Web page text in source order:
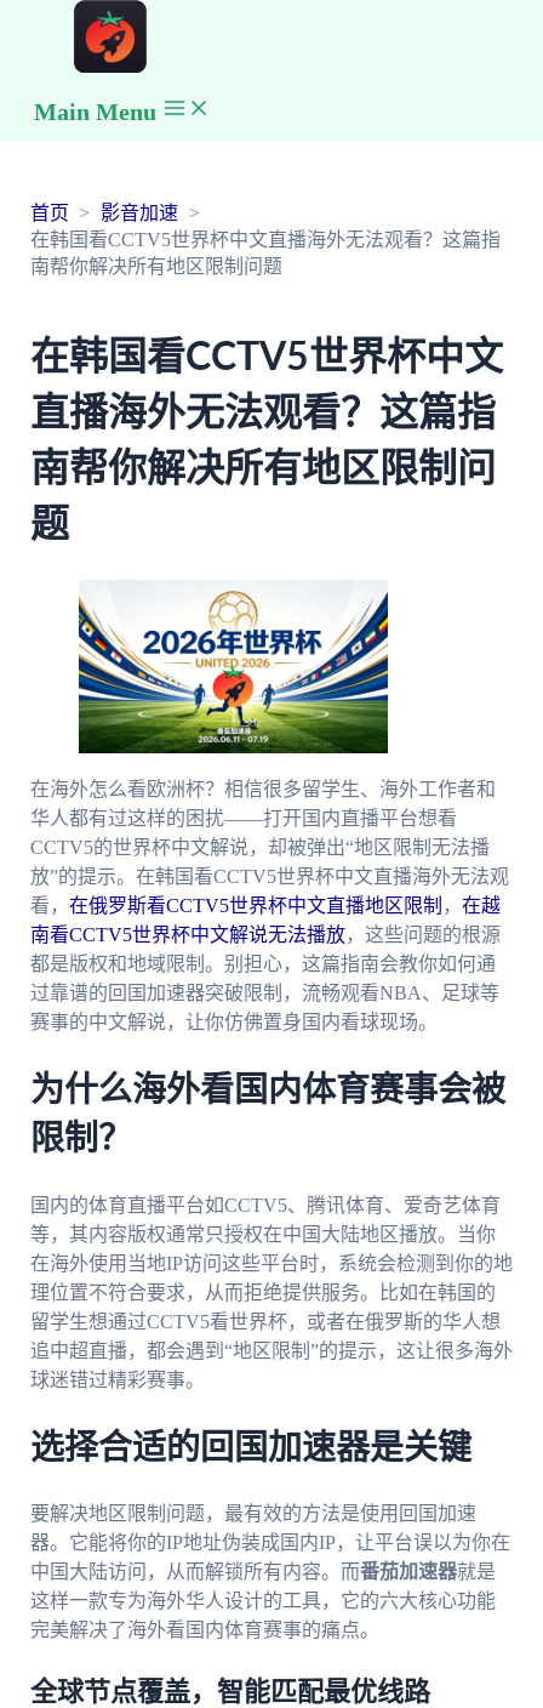
Main Menu
首页
影音加速
在韩国看CCTV5世界杯中文直播海外无法观看？这篇指
南帮你解决所有地区限制问题
在韩国看CCTV5世界杯中文
直播海外无法观看？这篇指
南帮你解决所有地区限制问
题
在海外怎么看欧洲杯？相信很多留学生、海外工作者和
华人都有过这样的困扰——打开国内直播平台想看
CCTV5的世界杯中文解说，却被弹出“地区限制无法播
放”的提示。在韩国看CCTV5世界杯中文直播海外无法观
看， 在俄罗斯看CCTV5世界杯中文直播地区限制 ， 在越
南看CCTV5世界杯中文解说无法播放，这些问题的根源
都是版权和地域限制。别担心，这篇指南会教你如何通
过靠谱的回国加速器突破限制，流畅观看NBA、足球等
赛事的中文解说，让你仿佛置身国内看球现场。
为什么海外看国内体育赛事会被
限制？
国内的体育直播平台如CCTV5、腾讯体育、爱奇艺体育
等，其内容版权通常只授权在中国大陆地区播放。当你
在海外使用当地IP访问这些平台时，系统会检测到你的地
理位置不符合要求，从而拒绝提供服务。比如在韩国的
留学生想通过CCTV5看世界杯，或者在俄罗斯的华人想
追中超直播，都会遇到“地区限制”的提示，这让很多海外
球迷错过精彩赛事。
选择合适的回国加速器是关键
要解决地区限制问题，最有效的方法是使用回国加速
器。它能将你的IP地址伪装成国内IP，让平台误以为你在
中国大陆访问，从而解锁所有内容。而番茄加速器就是
这样一款专为海外华人设计的工具，它的六大核心功能
完美解决了海外看国内体育赛事的痛点。
全球节点覆盖，智能匹配最优线路